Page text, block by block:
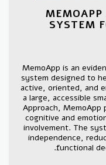
SYSTEM
MemoApp is an
system designed to
active, oriented, and
a large, accessible
Approach, MemoApp
cognitive and
involvement. The
independence,
functional